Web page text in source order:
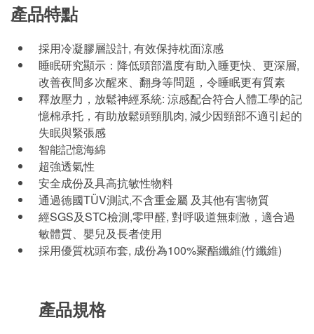
產品特點
採用冷凝膠層設計, 有效保持枕面涼感
睡眠研究顯示：降低頭部溫度有助入睡更快、更深層,
改善夜間多次醒來、翻身等問題，令睡眠更有質素
釋放壓力，放鬆神經系統: 涼感配合符合人體工學的記
憶棉承托，有助放鬆頭頸肌肉, 減少因頸部不適引起的
失眠與緊張感
智能記憶海綿
超強透氣性
安全成份及具高抗敏性物料
通過德國TÜV測試,不含重金屬 及其他有害物質
經SGS及STC檢測,零甲醛, 對呼吸道無刺激，適合過
敏體質、嬰兒及長者使用
採用優質枕頭布套, 成份為100%聚酯纖維(竹纖維)
產品規格